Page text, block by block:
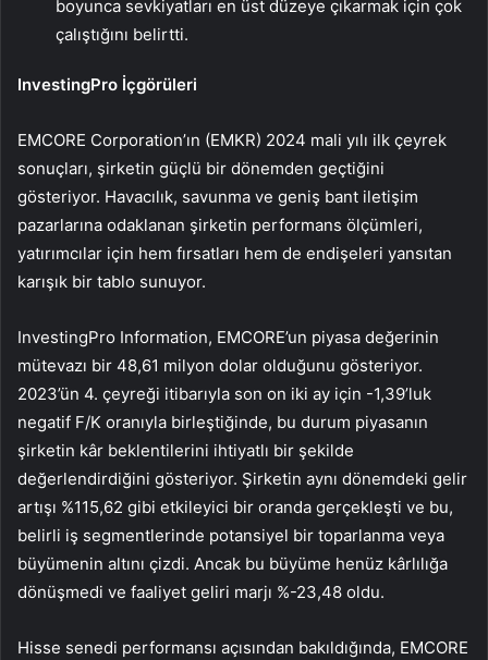
boyunca sevkiyatları en üst düzeye çıkarmak için çok
çalıştığını belirtti.
InvestingPro İçgörüleri
EMCORE Corporation’ın (EMKR) 2024 mali yılı ilk çeyrek
sonuçları, şirketin güçlü bir dönemden geçtiğini
gösteriyor. Havacılık, savunma ve geniş bant iletişim
pazarlarına odaklanan şirketin performans ölçümleri,
yatırımcılar için hem fırsatları hem de endişeleri yansıtan
karışık bir tablo sunuyor.
InvestingPro Information, EMCORE’un piyasa değerinin
mütevazı bir 48,61 milyon dolar olduğunu gösteriyor.
2023’ün 4. çeyreği itibarıyla son on iki ay için -1,39’luk
negatif F/K oranıyla birleştiğinde, bu durum piyasanın
şirketin kâr beklentilerini ihtiyatlı bir şekilde
değerlendirdiğini gösteriyor. Şirketin aynı dönemdeki gelir
artışı %115,62 gibi etkileyici bir oranda gerçekleşti ve bu,
belirli iş segmentlerinde potansiyel bir toparlanma veya
büyümenin altını çizdi. Ancak bu büyüme henüz kârlılığa
dönüşmedi ve faaliyet geliri marjı %-23,48 oldu.
Hisse senedi performansı açısından bakıldığında, EMCORE